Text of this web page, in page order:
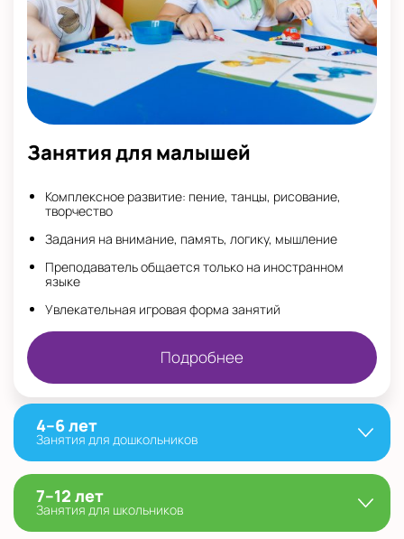
Занятия для малышей
Комплексное развитие: пение, танцы, рисование,
творчество
Задания на внимание, память, логику, мышление
Преподаватель общается только на иностранном
языке
Увлекательная игровая форма занятий
Подробнее
4–6 лет
Занятия для дошкольников
7–12 лет
Занятия для школьников